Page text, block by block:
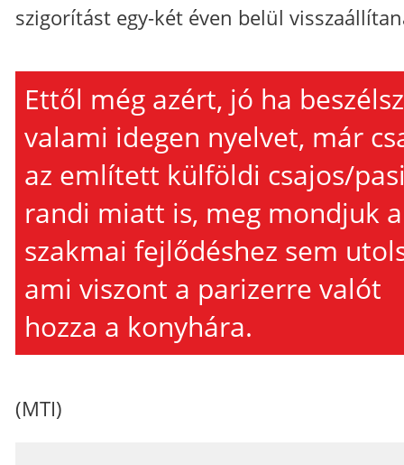
szigorítást egy-két éven belül
Ettől még azért, jó ha beszélsz
valami idegen nyelvet, már
az említett külföldi csajos/
randi miatt is, meg mondjuk a
szakmai fejlődéshez sem
ami viszont a parizerre valót
hozza a konyhára.
(MTI)